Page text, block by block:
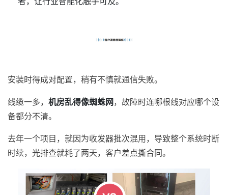
安装时得成对配置，稍有不慎就通信失败。
线缆一多， 机房乱得像蜘蛛网 ，故障时连哪根线对应哪个设
备都分不清。
去年一个项目，就因为收发器批次混用，导致整个系统时断
时续，光排查就耗了两天，客户差点撕合同。